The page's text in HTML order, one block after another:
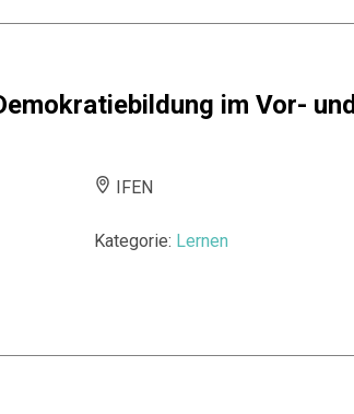
im Vor- und
IFEN
Kategorie: Lernen